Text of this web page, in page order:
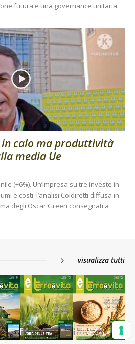
futura e una governance unitaria
calo ma produttività
media Ue
(+6%). Un’impresa su tre investe in
e costi: l’analisi Coldiretti diffusa in
degli Oscar Green consegnati a
visualizza tutti